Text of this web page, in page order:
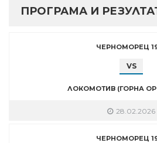
ПРОГРАМА И
ЧЕРНОМОРЕЦ
VS
ЛОКОМОТИВ (ГОРНА
28.02.2026
ЧЕРНОМОРЕЦ